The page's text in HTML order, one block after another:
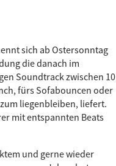
me
sich ab Ostersonntag
die danach im
Soundtrack zwischen 10
fürs Sofabouncen oder
liegenbleiben, liefert.
mit entspannten Beats
und gerne wieder